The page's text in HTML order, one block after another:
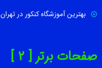
بهترین آموزشگاه کنکور در تهران
صفحات برتر [ 2 ]